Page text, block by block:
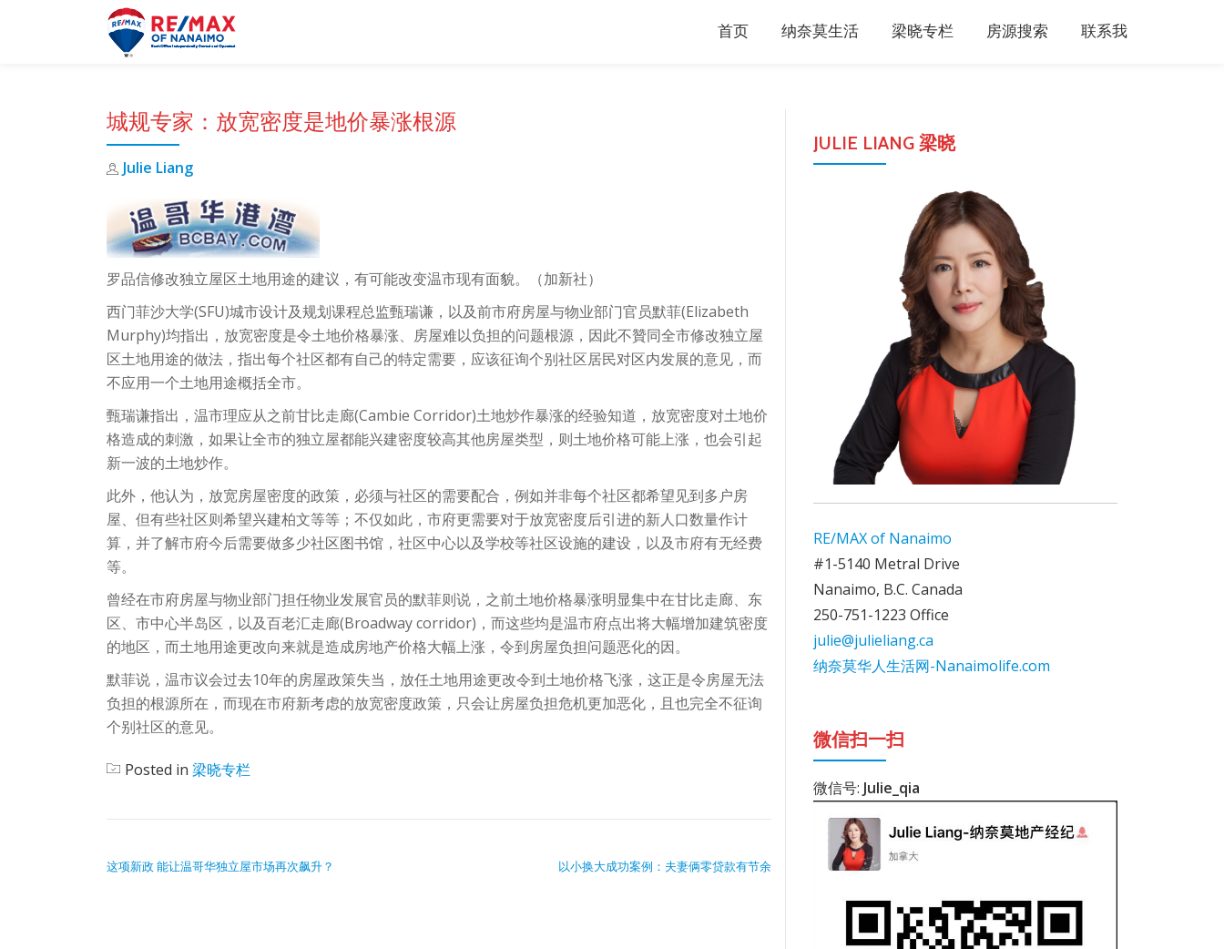
首页 纳奈莫生活 梁晓专栏 房源搜索 联系我
城规专家：放宽密度是地价暴涨根源
Julie Liang
罗品信修改独立屋区土地用途的建议，有可能改变温市现有面貌。（加新社）
西门菲沙大学(SFU)城市设计及规划课程总监甄瑞谦，以及前市府房屋与物业部门官员默菲(Elizabeth
Murphy)均指出，放宽密度是令土地价格暴涨、房屋难以负担的问题根源，因此不贊同全市修改独立屋
区土地用途的做法，指出每个社区都有自己的特定需要，应该征询个别社区居民对区内发展的意见，而
不应用一个土地用途概括全市。
甄瑞谦指出，温市理应从之前甘比走廊(Cambie Corridor)土地炒作暴涨的经验知道，放宽密度对土地价
格造成的刺激，如果让全市的独立屋都能兴建密度较高其他房屋类型，则土地价格可能上涨，也会引起
新一波的土地炒作。
此外，他认为，放宽房屋密度的政策，必须与社区的需要配合，例如并非每个社区都希望见到多户房
屋、但有些社区则希望兴建柏文等等；不仅如此，市府更需要对于放宽密度后引进的新人口数量作计
算，并了解市府今后需要做多少社区图书馆，社区中心以及学校等社区设施的建设，以及市府有无经费
等。
曾经在市府房屋与物业部门担任物业发展官员的默菲则说，之前土地价格暴涨明显集中在甘比走廊、东
区、市中心半岛区，以及百老汇走廊(Broadway corridor)，而这些均是温市府点出将大幅增加建筑密度
的地区，而土地用途更改向来就是造成房地产价格大幅上涨，令到房屋负担问题恶化的因。
默菲说，温市议会过去10年的房屋政策失当，放任土地用途更改令到土地价格飞涨，这正是令房屋无法
负担的根源所在，而现在市府新考虑的放宽密度政策，只会让房屋负担危机更加恶化，且也完全不征询
个别社区的意见。
Posted in 梁晓专栏
这项新政 能让温哥华独立屋市场再次飙升？ 以小换大成功案例：夫妻俩零贷款有节余
JULIE LIANG 梁晓
RE/MAX of Nanaimo
#1-5140 Metral Drive
Nanaimo, B.C. Canada
250-751-1223 Office
julie@julieliang.ca
纳奈莫华人生活网-Nanaimolife.com
微信扫一扫
微信号: Julie_qia